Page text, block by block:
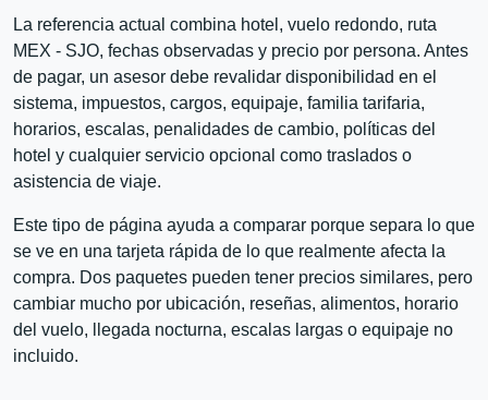
La referencia actual combina hotel, vuelo redondo, ruta
MEX - SJO, fechas observadas y precio por persona. Antes
de pagar, un asesor debe revalidar disponibilidad en el
sistema, impuestos, cargos, equipaje, familia tarifaria,
horarios, escalas, penalidades de cambio, políticas del
hotel y cualquier servicio opcional como traslados o
asistencia de viaje.
Este tipo de página ayuda a comparar porque separa lo que
se ve en una tarjeta rápida de lo que realmente afecta la
compra. Dos paquetes pueden tener precios similares, pero
cambiar mucho por ubicación, reseñas, alimentos, horario
del vuelo, llegada nocturna, escalas largas o equipaje no
incluido.